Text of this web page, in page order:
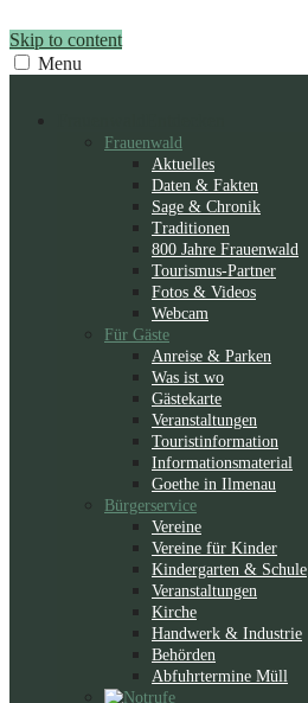
Skip to content
Menu
Frauenwald
Aktuelles
Daten & Fakten
Sage & Chronik
Traditionen
800 Jahre Frauenwald
Tourismus-Partner
Fotos & Videos
Webcam
Für Gäste
Anreise & Parken
Was ist wo
Gästekarte
Veranstaltungen
Touristinformation
Informationsmaterial
Goethe in Ilmenau
Bürgerservice
Vereine
Vereine für Kinder
Kindergarten & Schule
Veranstaltungen
Kirche
Handwerk & Industrie
Behörden
Abfuhrtermine Müll